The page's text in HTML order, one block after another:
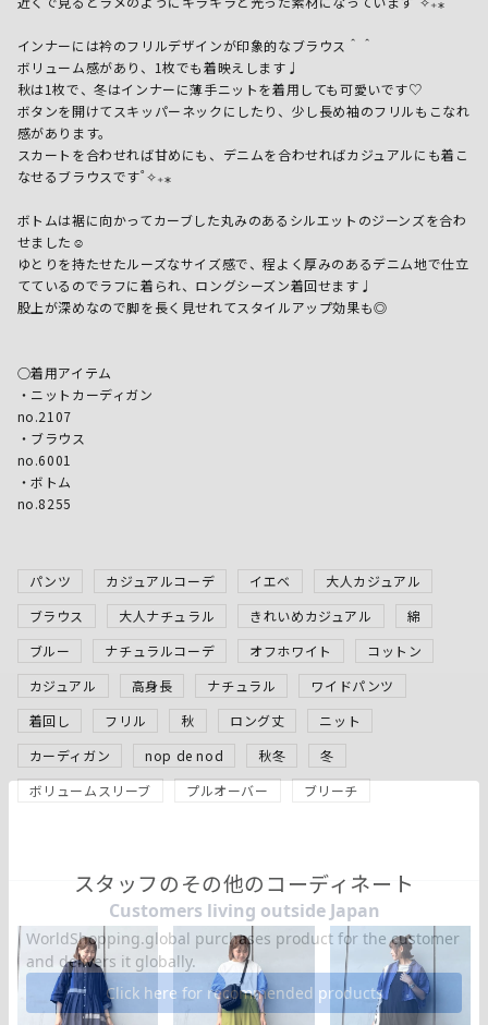
インナーには衿のフリルデザインが印象的なブラウス＾＾
ボリューム感があり、1枚でも着映えします♩
秋は1枚で、冬はインナーに薄手ニットを着用しても可愛いです♡
ボタンを開けてスキッパーネックにしたり、少し長め袖のフリルもこなれ
感があります。
スカートを合わせれば甘めにも、デニムを合わせればカジュアルにも着こ
なせるブラウスです˚✧₊⁎
ボトムは裾に向かってカーブした丸みのあるシルエットのジーンズを合わ
せました☺︎
ゆとりを持たせたルーズなサイズ感で、程よく厚みのあるデニム地で仕立
てているのでラフに着られ、ロングシーズン着回せます♩
股上が深めなので脚を長く見せれてスタイルアップ効果も◎
○着用アイテム
・ニットカーディガン
no.2107
・ブラウス
no.6001
・ボトム
no.8255
パンツ カジュアルコーデ イエベ
大人カジュアル
ブラウス
大人ナチュラル きれいめカジュアル
綿
ブルー
ナチュラルコーデ オフホワイト
コットン
カジュアル
高身長 ナチュラル
ワイドパンツ
着回し
フリル 秋 ロング丈
ニット
カーディガン
nop de nod 秋冬
冬
ボリュームスリーブ
プルオーバー ブリーチ
スタッフのその他のコーディネート